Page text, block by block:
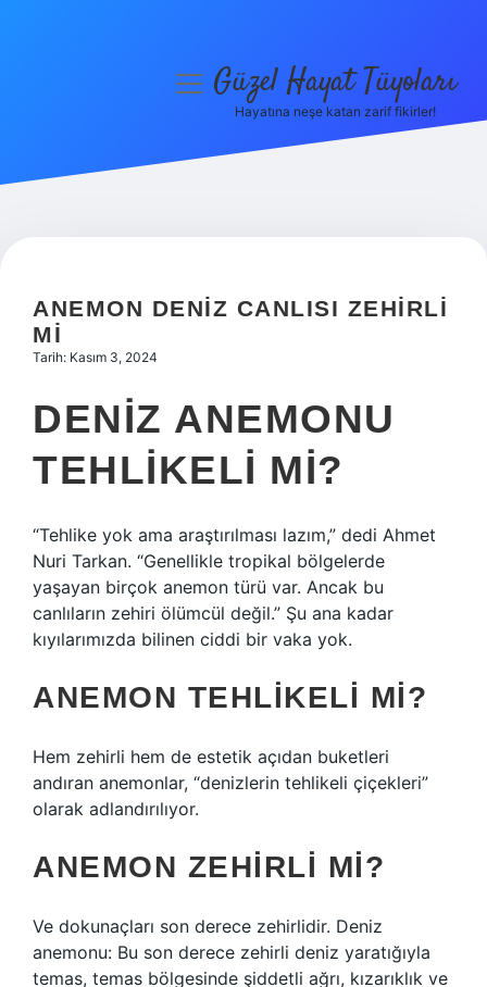
Hakkımızda
menüyüGüzel Hayat Tüyoları
Hayatına neşe katan zarif fikirler!
ANEMON DENIZ CANLISI ZEHIRLI
MI
Tarih: Kasım 3, 2024
DENIZ ANEMONU
TEHLIKELI MI?
“Tehlike yok ama araştırılması lazım,” dedi Ahmet
Nuri Tarkan. “Genellikle tropikal bölgelerde
yaşayan birçok anemon türü var. Ancak bu
canlıların zehiri ölümcül değil.” Şu ana kadar
kıyılarımızda bilinen ciddi bir vaka yok.
ANEMON TEHLIKELI MI?
Hem zehirli hem de estetik açıdan buketleri
andıran anemonlar, “denizlerin tehlikeli çiçekleri”
olarak adlandırılıyor.
ANEMON ZEHIRLI MI?
Ve dokunaçları son derece zehirlidir. Deniz
anemonu: Bu son derece zehirli deniz yaratığıyla
temas, temas bölgesinde şiddetli ağrı, kızarıklık ve